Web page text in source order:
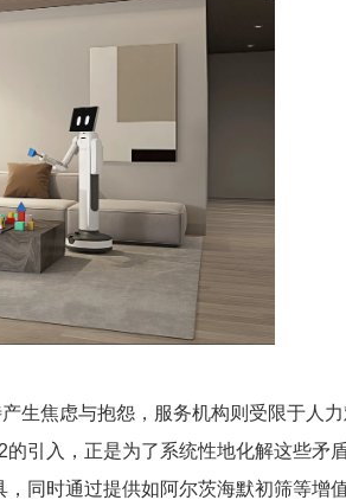
生焦虑与抱怨，服务机构则受限于人
引入，正是为了系统性地化解这些矛盾
同时通过提供如阿尔茨海默初筛等增